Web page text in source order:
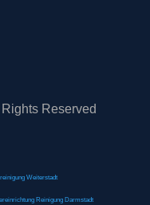
Rights Reserved
Weiterstadt
Reinigung Darmstadt